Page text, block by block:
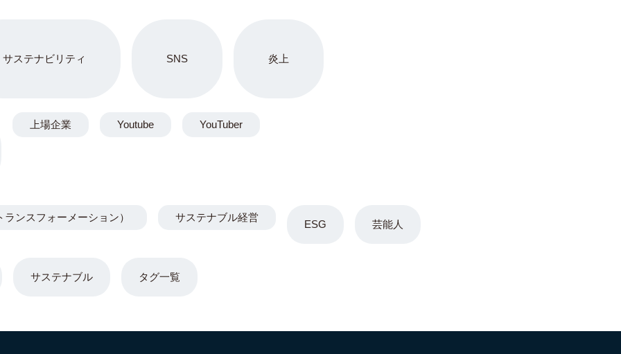
サステナビリティ SNS 炎上
ESG 芸能人
サステナブル
上場企業 Youtube YouTuber
ンスフォーメーション） サステナブル経営
タグ一覧